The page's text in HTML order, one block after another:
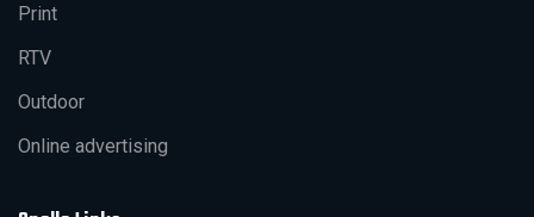
Print
RTV
Outdoor
Online advertising